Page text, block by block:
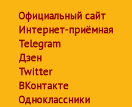
Официальный сайт
Интернет-приёмная
Telegram
Дзен
Twitter
ВКонтакте
Одноклассники